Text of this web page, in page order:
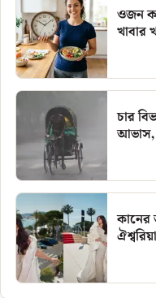
ওজন
খাবার
চার
আভাস,